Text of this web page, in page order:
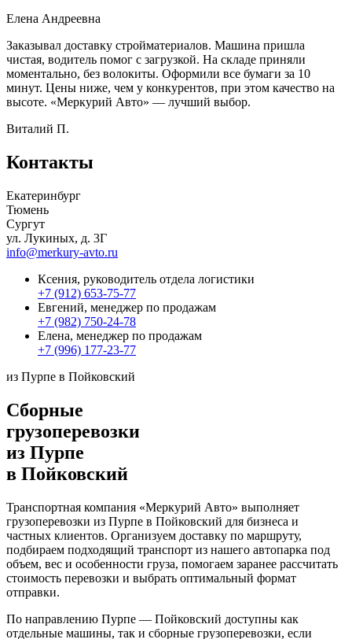
Елена Андреевна
Заказывал доставку стройматериалов. Машина пришла
чистая, водитель помог с загрузкой. На складе приняли
моментально, без волокиты. Оформили все бумаги за 10
минут. Цены ниже, чем у конкурентов, при этом качество на
высоте. «Меркурий Авто» — лучший выбор.
Виталий П.
Контакты
Екатеринбург
Тюмень
Сургут
ул. Лукиных, д. 3Г
info@merkury-avto.ru
Ксения, руководитель отдела логистики
+7 (912) 653-75-77
Евгений, менеджер по продажам
+7 (982) 750-24-78
Елена, менеджер по продажам
+7 (996) 177-23-77
из Пурпе в Пойковский
Сборные
грузоперевозки
из Пурпе
в Пойковский
Транспортная компания «Меркурий Авто» выполняет
грузоперевозки из Пурпе в Пойковский для бизнеса и
частных клиентов. Организуем доставку по маршруту,
подбираем подходящий транспорт из нашего автопарка под
объем, вес и особенности груза, помогаем заранее рассчитать
стоимость перевозки и выбрать оптимальный формат
отправки.
По направлению Пурпе — Пойковский доступны как
отдельные машины, так и сборные грузоперевозки, если